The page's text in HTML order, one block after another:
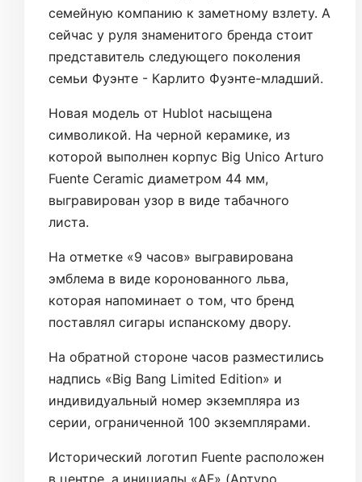
семейную компанию к заметному взлету. А
сейчас у руля знаменитого бренда стоит
представитель следующего поколения
семьи Фуэнте - Карлито Фуэнте-младший.
Новая модель от Hublot насыщена
символикой. На черной керамике, из
которой выполнен корпус Big Unico Arturo
Fuente Ceramic диаметром 44 мм,
выгравирован узор в виде табачного
листа.
На отметке «9 часов» выгравирована
эмблема в виде коронованного льва,
которая напоминает о том, что бренд
поставлял сигары испанскому двору.
На обратной стороне часов разместились
надпись «Big Bang Limited Edition» и
индивидуальный номер экземпляра из
серии, ограниченной 100 экземплярами.
Исторический логотип Fuente расположен
в центре, а инициалы «AF» (Артуро